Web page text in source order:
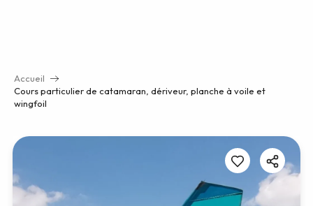
Accueil
Cours particulier de catamaran, dériveur, planche à voile et
wingfoil